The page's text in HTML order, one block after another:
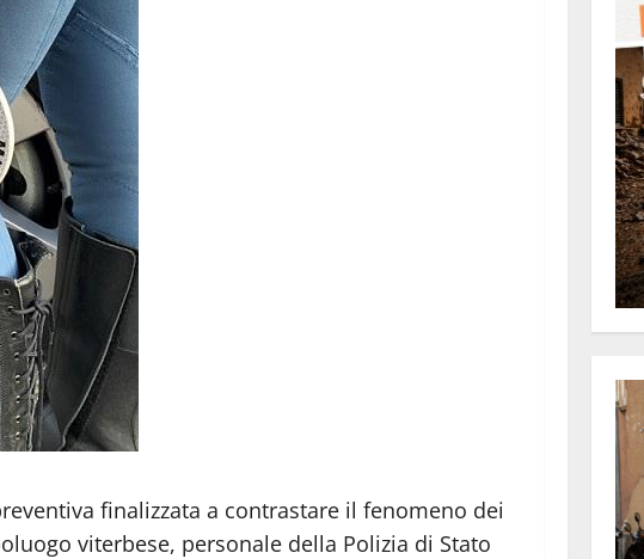
finalizzata a contrastare il fenomeno dei
viterbese, personale della Polizia di Stato